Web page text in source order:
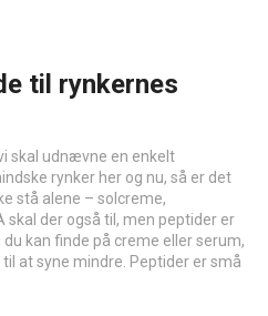
til rynkernes
skal udnævne en enkelt
rynker her og nu, så er det
stå alene – solcreme,
skal der også til, men peptider er
kan finde på creme eller serum,
at syne mindre. Peptider er små